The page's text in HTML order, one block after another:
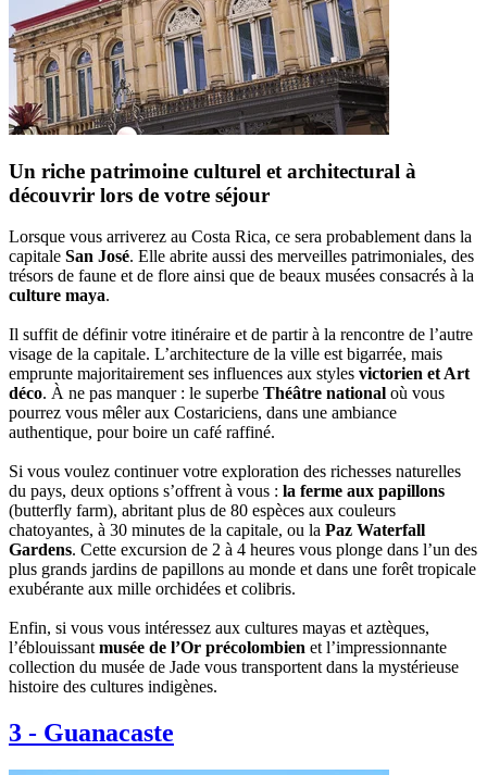
Un riche patrimoine culturel et architectural à
découvrir lors de votre séjour
Lorsque vous arriverez au Costa Rica, ce sera probablement dans la
capitale San José. Elle abrite aussi des merveilles patrimoniales, des
trésors de faune et de flore ainsi que de beaux musées consacrés à la
culture maya.
Il suffit de définir votre itinéraire et de partir à la rencontre de l’autre
visage de la capitale. L’architecture de la ville est bigarrée, mais
emprunte majoritairement ses influences aux styles victorien et Art
déco. À ne pas manquer : le superbe Théâtre national où vous
pourrez vous mêler aux Costariciens, dans une ambiance
authentique, pour boire un café raffiné.
Si vous voulez continuer votre exploration des richesses naturelles
du pays, deux options s’offrent à vous : la ferme aux papillons
(butterfly farm), abritant plus de 80 espèces aux couleurs
chatoyantes, à 30 minutes de la capitale, ou la Paz Waterfall
Gardens. Cette excursion de 2 à 4 heures vous plonge dans l’un des
plus grands jardins de papillons au monde et dans une forêt tropicale
exubérante aux mille orchidées et colibris.
Enfin, si vous vous intéressez aux cultures mayas et aztèques,
l’éblouissant musée de l’Or précolombien et l’impressionnante
collection du musée de Jade vous transportent dans la mystérieuse
histoire des cultures indigènes.
3 - Guanacaste